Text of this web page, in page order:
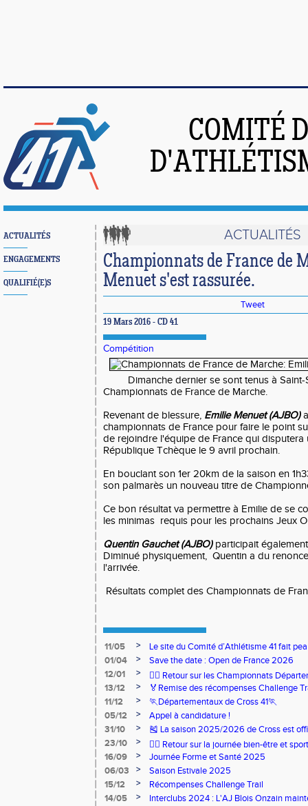
COMITÉ
ACTUALITÉS
ENGAGEMENTS
QUALIFIÉ(E)S
ACTUALITÉS
Championnats de France de
Menuet s'est rassurée.
Tweet
19 Mars 2016 - CD 41
Compétition
Dimanche dernier se sont tenus à Saint-
Championnats de France de Marche.
Revenant de blessure, Emilie Menuet (AJBO)
championnats de France pour faire le point
de rejoindre l'équipe de France qui disputera
République Tchèque le 9 avril prochain.
En bouclant son 1er 20km de la saison en
son palmarès un nouveau titre de
Ce bon résultat va permettre à Emilie de se
les minimas requis pour les prochains Jeux
Quentin Gauchet (AJBO)participait
Diminué physiquement, Quentin a du
l'arrivée.
Résultats complet des Championnats de
11/05 >
Le site du Comité d’Athlétisme 41 fait
01/04
>
Save the date : Open de France 2026
12/01
>
🏃‍♂️ Retour sur les Championnats
13/12
>
🏅Remise des récompenses Challenge
11/12
>
🏃Départementaux de Cross 41🏃
05/12
>
Appel à candidature !
31/10
>
🎽 La saison 2025/2026 de Cross est
23/10
>
🧘‍♀️ Retour sur la journée bien-être et
16/09
>
Journée Forme et Santé 2025
06/03
>
Saison Estivale 2025
15/12
>
Récompenses Challenge Trail
14/05
>
Interclubs 2024 : L'AJ Blois Onzain